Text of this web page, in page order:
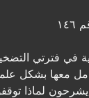
فترتي
معها
لماذا